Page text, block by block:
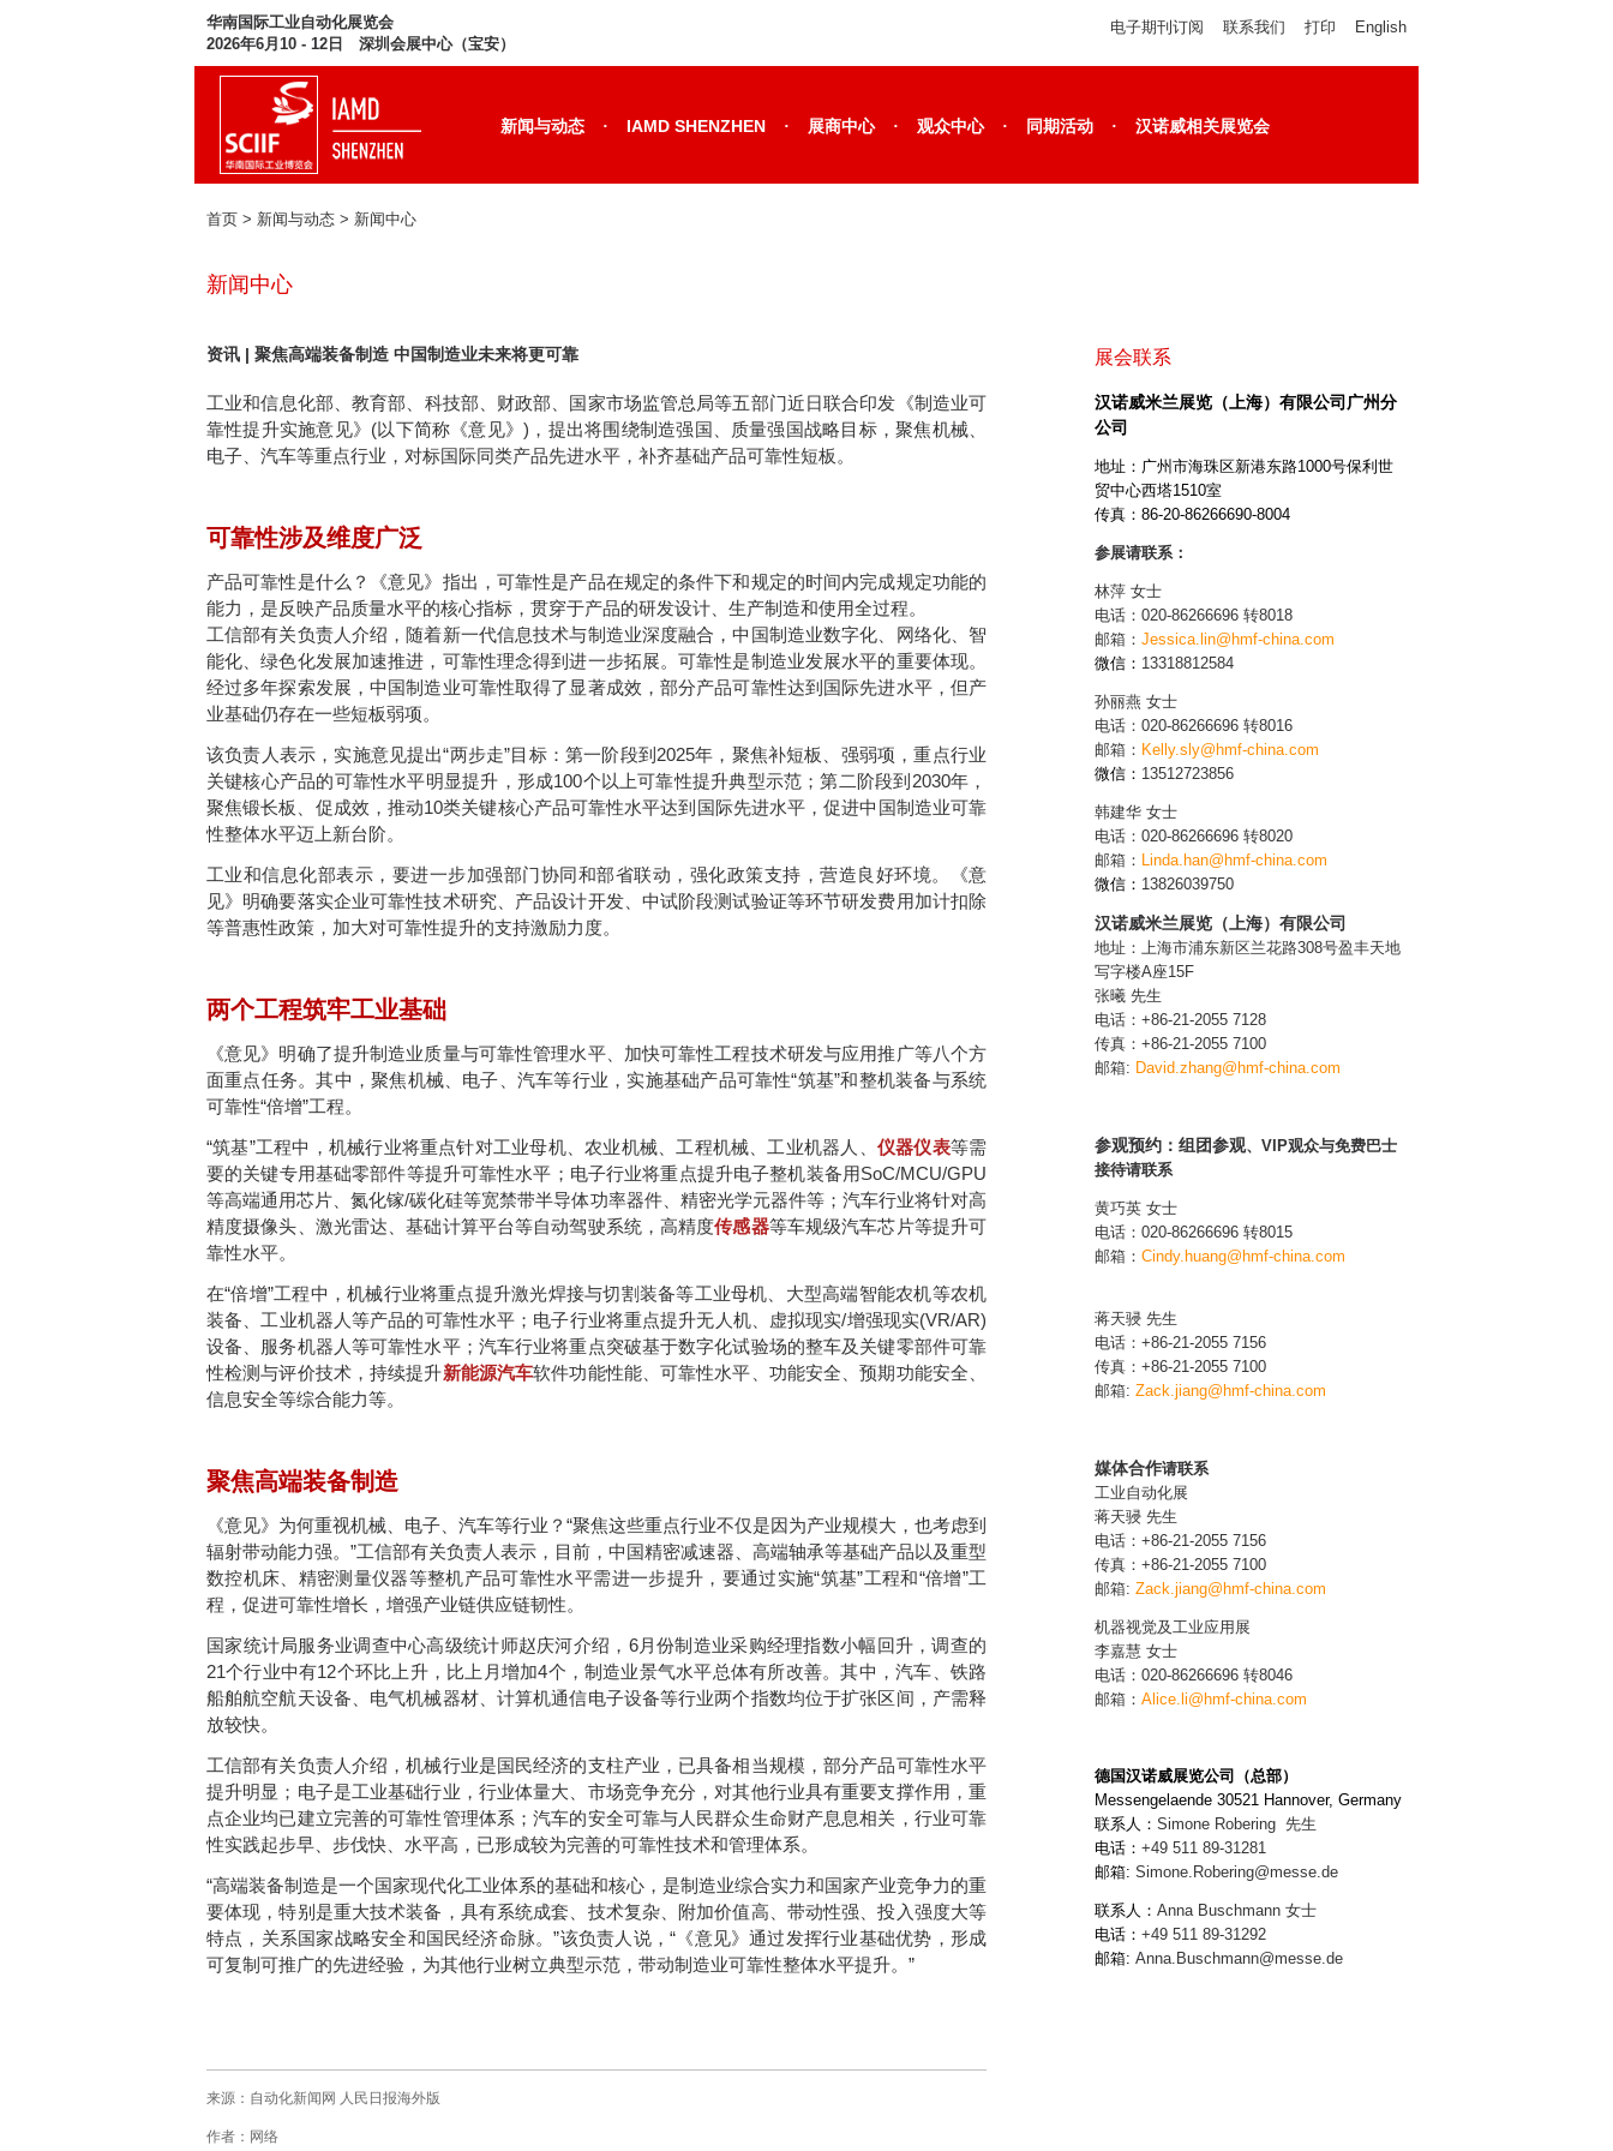
华南国际工业自动化展览会
2026年6月10 - 12日 深圳会展中心（宝安）
电子期刊订阅 联系我们 打印 English
新闻与动态 · IAMD SHENZHEN · 展商中心 · 观众中心 · 同期活动 · 汉诺威相关展览会
首页 > 新闻与动态 > 新闻中心
新闻中心
资讯 | 聚焦高端装备制造 中国制造业未来将更可靠
工业和信息化部、教育部、科技部、财政部、国家市场监管总局等五部门近日联合印发《制造业可
靠性提升实施意见》(以下简称《意见》)，提出将围绕制造强国、质量强国战略目标，聚焦机械、
电子、汽车等重点行业，对标国际同类产品先进水平，补齐基础产品可靠性短板。
可靠性涉及维度广泛
产品可靠性是什么？《意见》指出，可靠性是产品在规定的条件下和规定的时间内完成规定功能的
能力，是反映产品质量水平的核心指标，贯穿于产品的研发设计、生产制造和使用全过程。
工信部有关负责人介绍，随着新一代信息技术与制造业深度融合，中国制造业数字化、网络化、智
能化、绿色化发展加速推进，可靠性理念得到进一步拓展。可靠性是制造业发展水平的重要体现。
经过多年探索发展，中国制造业可靠性取得了显著成效，部分产品可靠性达到国际先进水平，但产
业基础仍存在一些短板弱项。
该负责人表示，实施意见提出“两步走”目标：第一阶段到2025年，聚焦补短板、强弱项，重点行业
关键核心产品的可靠性水平明显提升，形成100个以上可靠性提升典型示范；第二阶段到2030年，
聚焦锻长板、促成效，推动10类关键核心产品可靠性水平达到国际先进水平，促进中国制造业可靠
性整体水平迈上新台阶。
工业和信息化部表示，要进一步加强部门协同和部省联动，强化政策支持，营造良好环境。《意
见》明确要落实企业可靠性技术研究、产品设计开发、中试阶段测试验证等环节研发费用加计扣除
等普惠性政策，加大对可靠性提升的支持激励力度。
两个工程筑牢工业基础
《意见》明确了提升制造业质量与可靠性管理水平、加快可靠性工程技术研发与应用推广等八个方
面重点任务。其中，聚焦机械、电子、汽车等行业，实施基础产品可靠性“筑基”和整机装备与系统
可靠性“倍增”工程。
“筑基”工程中，机械行业将重点针对工业母机、农业机械、工程机械、工业机器人、 仪器仪表等需
要的关键专用基础零部件等提升可靠性水平；电子行业将重点提升电子整机装备用SoC/MCU/GPU
等高端通用芯片、氮化镓/碳化硅等宽禁带半导体功率器件、精密光学元器件等；汽车行业将针对高
精度摄像头、激光雷达、基础计算平台等自动驾驶系统，高精度传感器等车规级汽车芯片等提升可
靠性水平。
在“倍增”工程中，机械行业将重点提升激光焊接与切割装备等工业母机、大型高端智能农机等农机
装备、工业机器人等产品的可靠性水平；电子行业将重点提升无人机、虚拟现实/增强现实(VR/AR)
设备、服务机器人等可靠性水平；汽车行业将重点突破基于数字化试验场的整车及关键零部件可靠
性检测与评价技术，持续提升新能源汽车软件功能性能、可靠性水平、功能安全、预期功能安全、
信息安全等综合能力等。
聚焦高端装备制造
《意见》为何重视机械、电子、汽车等行业？“聚焦这些重点行业不仅是因为产业规模大，也考虑到
辐射带动能力强。”工信部有关负责人表示，目前，中国精密减速器、高端轴承等基础产品以及重型
数控机床、精密测量仪器等整机产品可靠性水平需进一步提升，要通过实施“筑基”工程和“倍增”工
程，促进可靠性增长，增强产业链供应链韧性。
国家统计局服务业调查中心高级统计师赵庆河介绍，6月份制造业采购经理指数小幅回升，调查的
21个行业中有12个环比上升，比上月增加4个，制造业景气水平总体有所改善。其中，汽车、铁路
船舶航空航天设备、电气机械器材、计算机通信电子设备等行业两个指数均位于扩张区间，产需释
放较快。
工信部有关负责人介绍，机械行业是国民经济的支柱产业，已具备相当规模，部分产品可靠性水平
提升明显；电子是工业基础行业，行业体量大、市场竞争充分，对其他行业具有重要支撑作用，重
点企业均已建立完善的可靠性管理体系；汽车的安全可靠与人民群众生命财产息息相关，行业可靠
性实践起步早、步伐快、水平高，已形成较为完善的可靠性技术和管理体系。
“高端装备制造是一个国家现代化工业体系的基础和核心，是制造业综合实力和国家产业竞争力的重
要体现，特别是重大技术装备，具有系统成套、技术复杂、附加价值高、带动性强、投入强度大等
特点，关系国家战略安全和国民经济命脉。”该负责人说，“《意见》通过发挥行业基础优势，形成
可复制可推广的先进经验，为其他行业树立典型示范，带动制造业可靠性整体水平提升。”
来源：自动化新闻网 人民日报海外版
作者：网络
展会联系
汉诺威米兰展览（上海）有限公司广州分
公司
地址：广州市海珠区新港东路1000号保利世
贸中心西塔1510室
传真：86-20-86266690-8004
参展请联系：
林萍 女士
电话：020-86266696 转8018
邮箱： Jessica.lin@hmf-china.com
微信： 13318812584
孙丽燕 女士
电话：020-86266696 转8016
邮箱： Kelly.sly@hmf-china.com
微信： 13512723856
韩建华 女士
电话：020-86266696 转8020
邮箱： Linda.han@hmf-china.com
微信： 13826039750
汉诺威米兰展览（上海）有限公司
地址：上海市浦东新区兰花路308号盈丰天地
写字楼A座15F
张曦 先生
电话：+86-21-2055 7128
传真：+86-21-2055 7100
邮箱: David.zhang@hmf-china.com
参观预约：组团参观、VIP观众与免费巴士
接待请联系
黄巧英 女士
电话：020-86266696 转8015
邮箱： Cindy.huang@hmf-china.com​
蒋天骎 先生
电话：+86-21-2055 7156
传真：+86-21-2055 7100
邮箱: Zack.jiang@hmf-china.com
媒体合作请联系
工业自动化展
蒋天骎 先生
电话：+86-21-2055 7156
传真：+86-21-2055 7100
邮箱: Zack.jiang@hmf-china.com
机器视觉及工业应用展
李嘉慧 女士
电话：020-86266696 转8046
邮箱： Alice.li@hmf-china.com
德国汉诺威展览公司（总部）
Messengelaende 30521 Hannover, Germany
联系人： Simone Robering 先生
电话： +49 511 89-31281
邮箱: Simone.Robering@messe.de
联系人： Anna Buschmann 女士
电话： +49 511 89-31292
邮箱: Anna.Buschmann@messe.de